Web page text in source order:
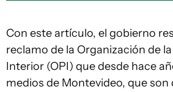
Con este artículo, el gobierno
reclamo de la Organización de
Interior (OPI) que desde hace
medios de Montevideo, que son